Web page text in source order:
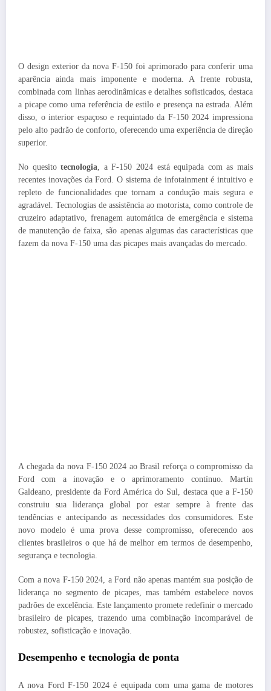
O design exterior da nova F-150 foi aprimorado para conferir uma
aparência ainda mais imponente e moderna. A frente robusta,
combinada com linhas aerodinâmicas e detalhes sofisticados, destaca
a picape como uma referência de estilo e presença na estrada. Além
disso, o interior espaçoso e requintado da F-150 2024 impressiona
pelo alto padrão de conforto, oferecendo uma experiência de direção
superior.
No quesitotecnologia , a F-150 2024 está equipada com as mais
recentes inovações da Ford. O sistema de infotainment é intuitivo e
repleto de funcionalidades que tornam a condução mais segura e
agradável. Tecnologias de assistência ao motorista, como controle de
cruzeiro adaptativo, frenagem automática de emergência e sistema
de manutenção de faixa, são apenas algumas das características que
fazem da nova F-150 uma das picapes mais avançadas do mercado.
A chegada da nova F-150 2024 ao Brasil reforça o compromisso da
Ford com a inovação e o aprimoramento contínuo. Martín
Galdeano, presidente da Ford América do Sul, destaca que a F-150
construiu sua liderança global por estar sempre à frente das
tendências e antecipando as necessidades dos consumidores. Este
novo modelo é uma prova desse compromisso, oferecendo aos
clientes brasileiros o que há de melhor em termos de desempenho,
segurança e tecnologia.
Com a nova F-150 2024, a Ford não apenas mantém sua posição de
liderança no segmento de picapes, mas também estabelece novos
padrões de excelência. Este lançamento promete redefinir o mercado
brasileiro de picapes, trazendo uma combinação incomparável de
robustez, sofisticação e inovação.
Desempenho e tecnologia de ponta
A nova Ford F-150 2024 é equipada com uma gama de motores